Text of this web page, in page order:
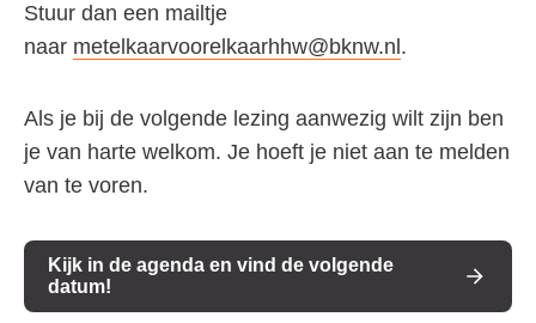
Stuur dan een mailtje
naar metelkaarvoorelkaarhhw@bknw.nl .
Als je bij de volgende lezing aanwezig wilt zijn ben
je van harte welkom. Je hoeft je niet aan te melden
van te voren.
Kijk in de agenda en vind de volgende
datum!